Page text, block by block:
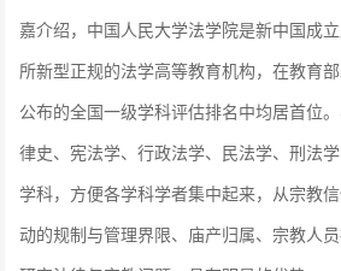
嘉介绍，中国人民大学法学院是新中国成
所新型正规的法学高等教育机构，在教育部
公布的全国一级学科评估排名中均居首位
律史、宪法学、行政法学、民法学、刑法
学科，方便各学科学者集中起来，从宗教
动的规制与管理界限、庙产归属、宗教人